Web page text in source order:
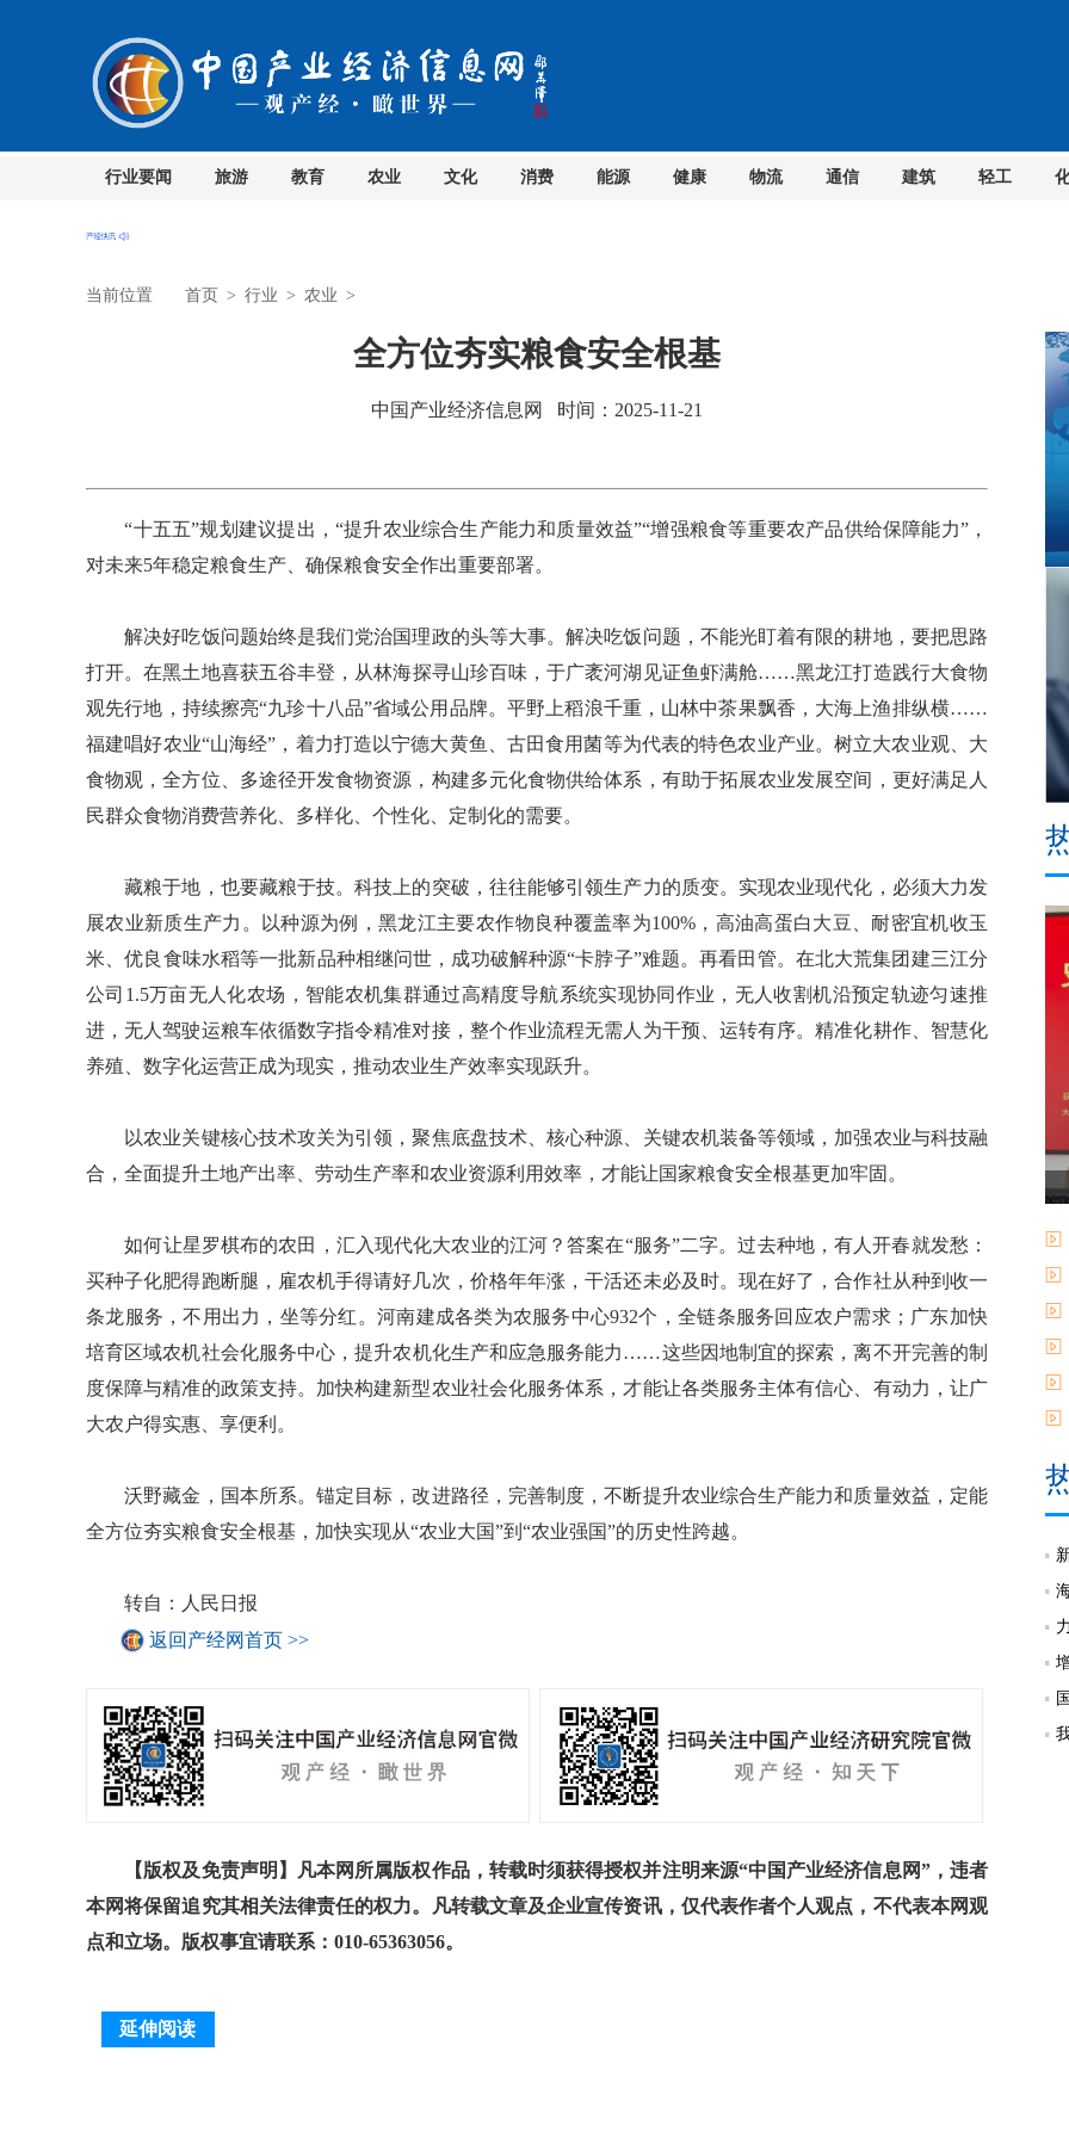
行业要闻 旅游 教育 农业 文化 消费 能源 健康 物流 通信 建筑 轻工
当前位置 首页 > 行业 > 农业 >
全方位夯实粮食安全根基
中国产业经济信息网 时间：2025-11-21
“十五五”规划建议提出，“提升农业综合生产能力和质量效益”“增强粮食等重要农产品供给保障能力”，
对未来5年稳定粮食生产、确保粮食安全作出重要部署。
解决好吃饭问题始终是我们党治国理政的头等大事。解决吃饭问题，不能光盯着有限的耕地，要把思路
打开。在黑土地喜获五谷丰登，从林海探寻山珍百味，于广袤河湖见证鱼虾满舱……黑龙江打造践行大食物
观先行地，持续擦亮“九珍十八品”省域公用品牌。平野上稻浪千重，山林中茶果飘香，大海上渔排纵横……
福建唱好农业“山海经”，着力打造以宁德大黄鱼、古田食用菌等为代表的特色农业产业。树立大农业观、大
食物观，全方位、多途径开发食物资源，构建多元化食物供给体系，有助于拓展农业发展空间，更好满足人
民群众食物消费营养化、多样化、个性化、定制化的需要。
藏粮于地，也要藏粮于技。科技上的突破，往往能够引领生产力的质变。实现农业现代化，必须大力发
展农业新质生产力。以种源为例，黑龙江主要农作物良种覆盖率为100%，高油高蛋白大豆、耐密宜机收玉
米、优良食味水稻等一批新品种相继问世，成功破解种源“卡脖子”难题。再看田管。在北大荒集团建三江分
公司1.5万亩无人化农场，智能农机集群通过高精度导航系统实现协同作业，无人收割机沿预定轨迹匀速推
进，无人驾驶运粮车依循数字指令精准对接，整个作业流程无需人为干预、运转有序。精准化耕作、智慧化
养殖、数字化运营正成为现实，推动农业生产效率实现跃升。
以农业关键核心技术攻关为引领，聚焦底盘技术、核心种源、关键农机装备等领域，加强农业与科技融
合，全面提升土地产出率、劳动生产率和农业资源利用效率，才能让国家粮食安全根基更加牢固。
如何让星罗棋布的农田，汇入现代化大农业的江河？答案在“服务”二字。过去种地，有人开春就发愁：
买种子化肥得跑断腿，雇农机手得请好几次，价格年年涨，干活还未必及时。现在好了，合作社从种到收一
条龙服务，不用出力，坐等分红。河南建成各类为农服务中心932个，全链条服务回应农户需求；广东加快
培育区域农机社会化服务中心，提升农机化生产和应急服务能力……这些因地制宜的探索，离不开完善的制
度保障与精准的政策支持。加快构建新型农业社会化服务体系，才能让各类服务主体有信心、有动力，让广
大农户得实惠、享便利。
沃野藏金，国本所系。锚定目标，改进路径，完善制度，不断提升农业综合生产能力和质量效益，定能
全方位夯实粮食安全根基，加快实现从“农业大国”到“农业强国”的历史性跨越。
转自：人民日报
返回产经网首页 >>
【版权及免责声明】凡本网所属版权作品，转载时须获得授权并注明来源“中国产业经济信息网”，违者
本网将保留追究其相关法律责任的权力。凡转载文章及企业宣传资讯，仅代表作者个人观点，不代表本网观
点和立场。版权事宜请联系：010-65363056。
延伸阅读